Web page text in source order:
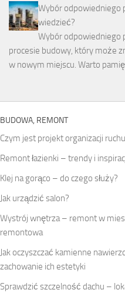
Wybór odpowiedniego
wiedzieć?
Wybór odpowiedniego
procesie budowy, który może
w nowym miejscu. Warto
BUDOWA, REMONT
Czym jest projekt organizacji
Remont łazienki – trendy i
Klej na gorąco – do czego służy?
Jak urządzić salon?
Wystrój wnętrza – remont w
remontowa
Jak oczyszczać kamienne
zachowanie ich estetyki
Sprawdzić szczelność dachu –